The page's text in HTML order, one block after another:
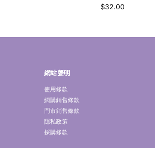
$32.00
網站聲明
使用條款
網購銷售條款
門市銷售條款
隱私政策
採購條款